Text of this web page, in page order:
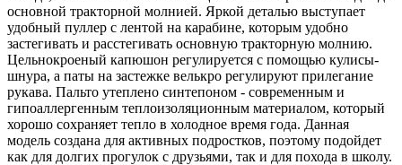
основной тракторной молнией. Яркой деталью выступает
удобный пуллер с лентой на карабине, которым удобно
застегивать и расстегивать основную тракторную молнию.
Цельнокроеный капюшон регулируется с помощью кулисы-
шнура, а паты на застежке велькро регулируют прилегание
рукава. Пальто утеплено синтепоном - современным и
гипоаллергенным теплоизоляционным материалом, который
хорошо сохраняет тепло в холодное время года. Данная
модель создана для активных подростков, поэтому подойдет
как для долгих прогулок с друзьями, так и для похода в школу.